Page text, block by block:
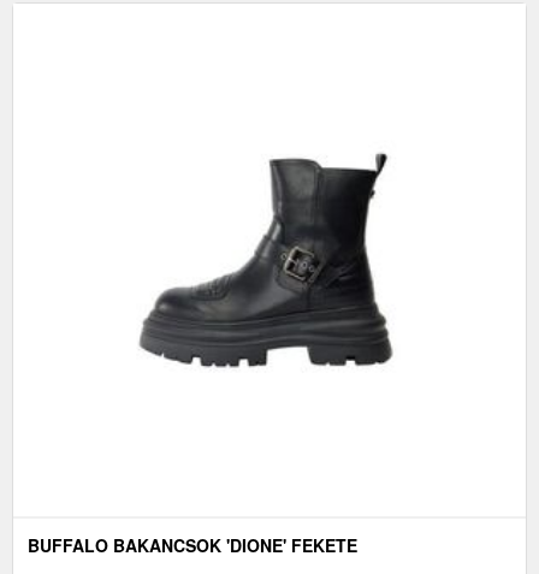
BUFFALO BAKANCSOK 'DIONE' FEKETE